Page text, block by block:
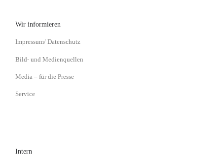
Wir informieren
Impressum/ Datenschutz
Bild- und Medienquellen
Media – für die Presse
Service
Intern